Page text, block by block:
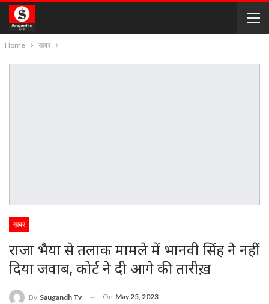
Home खबर
खबर
राजा भैया से तलाक मामले में भानवी सिंह ने नहीं
दिया जवाब, कोर्ट ने दी आगे की तारीख़
By Saugandh Tv On May 25, 2023